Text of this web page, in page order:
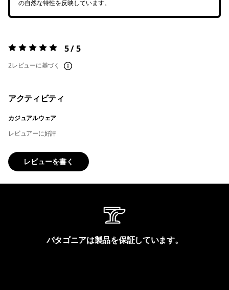
の自然な特性を反映しています。
評価:5 / 5 5 / 5
2レビューに基づく
アクティビティ
カジュアルウェア
レビュアーに好評
レビューを書く
パタゴニアは製品を保証しています。